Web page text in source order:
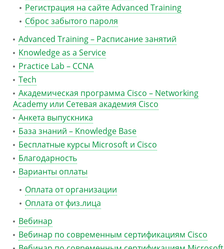
Регистрация на сайте Advanced Training
Сброс забытого пароля
Advanced Training – Расписание занятий
Knowledge as a Service
Practice Lab – CCNA
Tech
Академическая программа Cisco – Networking
Academy или Сетевая академия Cisco
Анкета выпускника
База знаний – Knowledge Base
Бесплатные курсы Microsoft и Cisco
Благодарность
Варианты оплаты
Оплата от организации
Оплата от физ.лица
Вебинар
Вебинар по современным сертификациям Cisco